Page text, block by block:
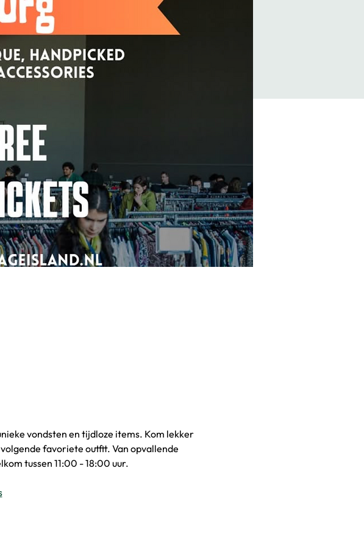
vondsten en tijdloze items. Kom lekker
favoriete outfit. Van opvallende
tussen 11:00 - 18:00 uur.